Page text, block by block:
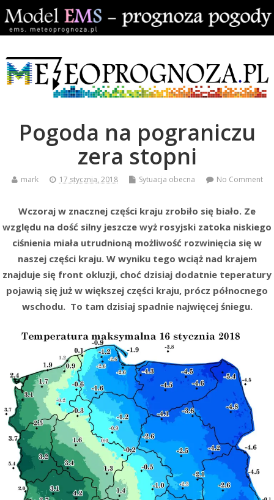
Pogoda na pograniczu
zera stopni
mark 17 stycznia, 2018 Sytuacja obecna No Comment
Wczoraj w znacznej części kraju zrobiło się biało. Ze
względu na dość silny jeszcze wyż rosyjski zatoka niskiego
ciśnienia miała utrudnioną możliwość rozwinięcia się w
naszej części kraju. W wyniku tego wciąż nad krajem
znajduje się front okluzji, choć dzisiaj dodatnie teperatury
pojawią się już w większej części kraju, prócz północnego
wschodu. To tam dzisiaj spadnie najwięcej śniegu.